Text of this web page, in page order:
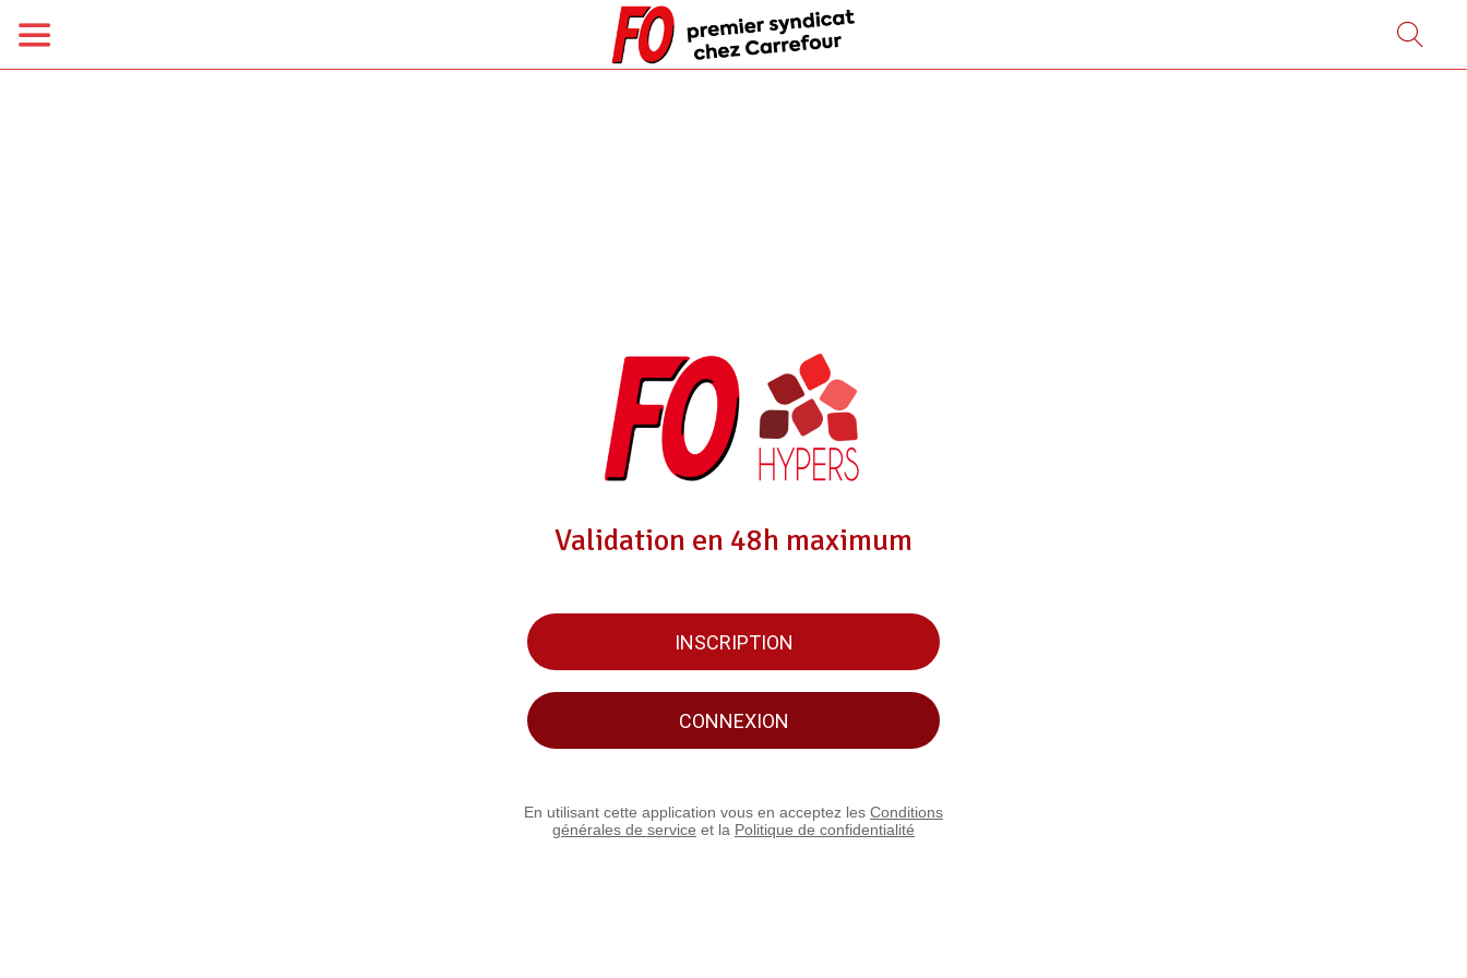
Validation en 48h maximum
INSCRIPTION
CONNEXION
En utilisant cette application vous en acceptez les Conditions
générales de service et la Politique de confidentialité